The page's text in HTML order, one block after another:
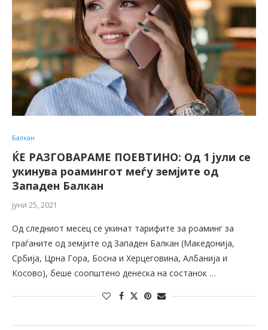
Балкан
ЌЕ РАЗГОВАРАМЕ ПОЕВТИНО: Од 1 јули се
укинува роамингот меѓу земјите од
Западен Балкан
јуни 25, 2021
Oд следниот месец се укинат тарифите за роаминг за
граѓаните од земјите од Западен Балкан (Македонија,
Србија, Црна Гора, Босна и Херцеговина, Албанија и
Косово), беше соопштено денеска на состанок …